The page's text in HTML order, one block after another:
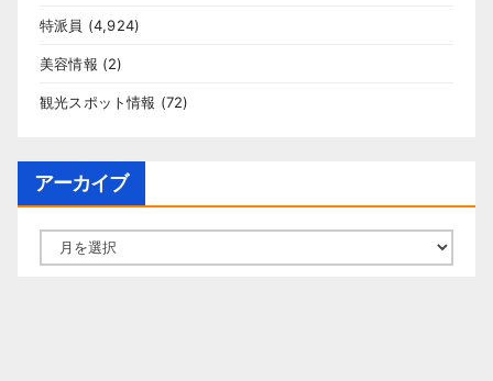
特派員 (4,924)
美容情報 (2)
観光スポット情報 (72)
アーカイブ